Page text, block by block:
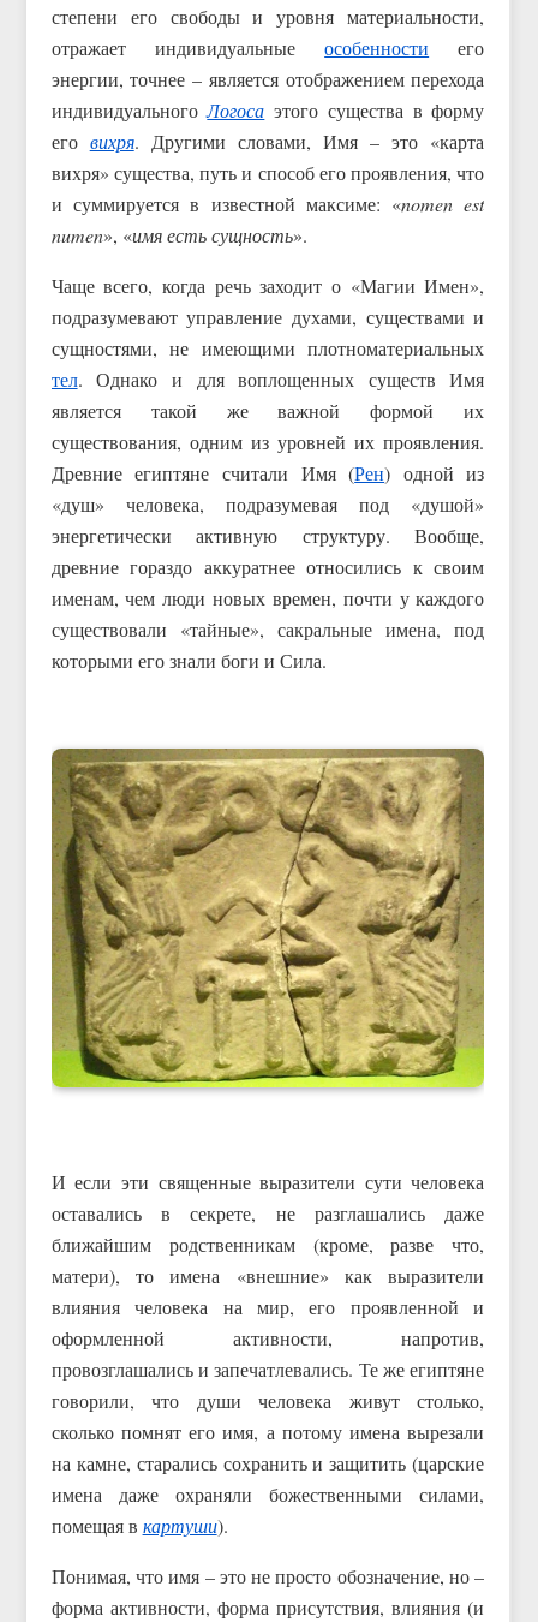
степени его свободы и уровня материальности,
отражает индивидуальныеособенности его
энергии, точнее – является отображением перехода
индивидуальногоЛогоса этого существа в форму
его вихря. Другими словами, Имя – это «карта
вихря» существа, путь и способ его проявления, что
и суммируется в известной максиме: «nomen est
numen», «имя есть сущность».
Чаще всего, когда речь заходит о «Магии Имен»,
подразумевают управление духами, существами и
сущностями, не имеющими плотноматериальных
тел. Однако и для воплощенных существ Имя
является такой же важной формой их
существования, одним из уровней их проявления.
Древние египтяне считали Имя (Рен) одной из
«душ» человека, подразумевая под «душой»
энергетически активную структуру. Вообще,
древние гораздо аккуратнее относились к своим
именам, чем люди новых времен, почти у каждого
существовали «тайные», сакральные имена, под
которыми его знали боги и Сила.
И если эти священные выразители сути человека
оставались в секрете, не разглашались даже
ближайшим родственникам (кроме, разве что,
матери), то имена «внешние» как выразители
влияния человека на мир, его проявленной и
оформленной активности, напротив,
провозглашались и запечатлевались. Те же египтяне
говорили, что души человека живут столько,
сколько помнят его имя, а потому имена вырезали
на камне, старались сохранить и защитить (царские
имена даже охраняли божественными силами,
помещая в картуши).
Понимая, что имя – это не просто обозначение, но –
форма активности, форма присутствия, влияния (и